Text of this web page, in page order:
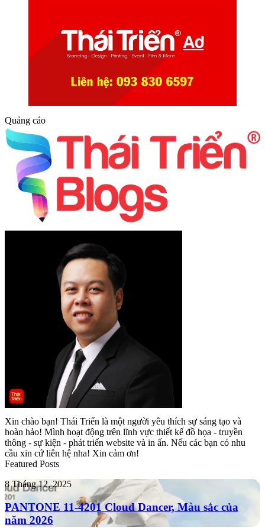
Quảng cáo
Xin chào bạn! Thái Triển là một người yêu thích sự sáng tạo và
hoàn hảo! Mình hoạt động trên lĩnh vực thiết kế đồ họa - truyền
thông - sự kiện - phát triển website và in ấn. Nếu các bạn có nhu
cầu xin cứ liên hệ nha! Xin cảm ơn!
Featured Posts
PANTONE
11-
4201
Cloud
Dancer,
8 Tháng 12, 2025
PANTONE 11-4201 Cloud Dancer, Màu sắc của
năm 2026